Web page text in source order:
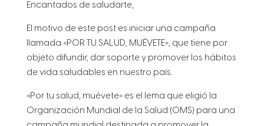
Encantados de saludarte,
El motivo de este post es iniciar una campaña
llamada «POR TU SALUD, MUÉVETE», que tiene por
objeto difundir, dar soporte y promover los hábitos
de vida saludables en nuestro país.
«Por tu salud, muévete» es el lema que eligió la
Organización Mundial de la Salud (OMS) para una